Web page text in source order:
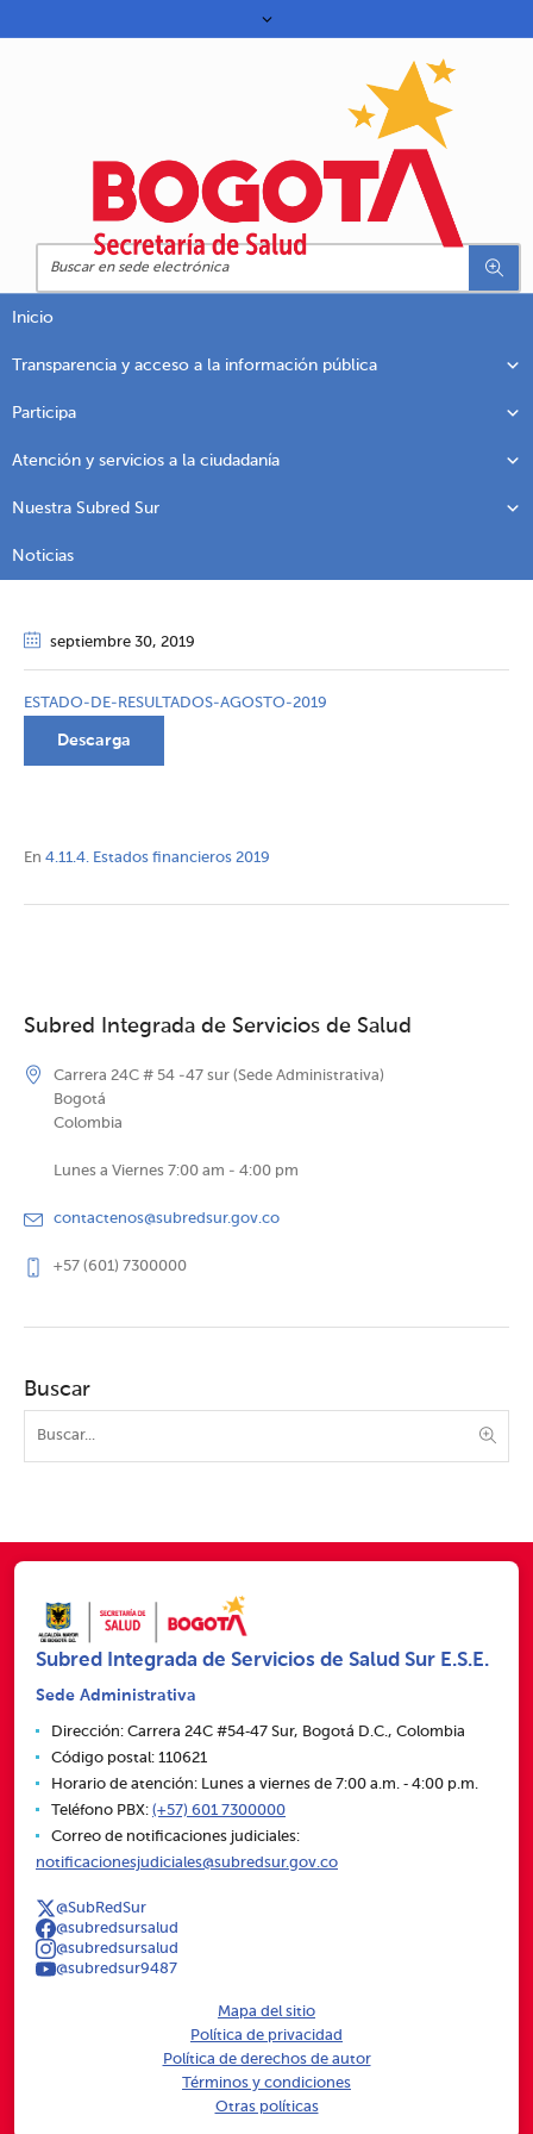
Inicio
Transparencia y acceso a la información pública
Participa
Atención y servicios a la ciudadanía
Nuestra Subred Sur
Noticias
septiembre 30, 2019
ESTADO-DE-RESULTADOS-AGOSTO-2019
Descarga
En 4.11.4. Estados financieros 2019
Subred Integrada de Servicios de Salud
Carrera 24C # 54 -47 sur (Sede Administrativa)
Bogotá
Colombia
Lunes a Viernes 7:00 am - 4:00 pm
contactenos@subredsur.gov.co
+57 (601) 7300000
Buscar
Subred Integrada de Servicios de Salud Sur E.S.E.
Sede Administrativa
Dirección: Carrera 24C #54‑47 Sur, Bogotá D.C., Colombia
Código postal: 110621
Horario de atención: Lunes a viernes de 7:00 a.m. ‑ 4:00 p.m.
Teléfono PBX: (+57) 601 7300000
Correo de notificaciones judiciales:
notificacionesjudiciales@subredsur.gov.co
@SubRedSur
@subredsursalud
@subredsursalud
@subredsur9487
Mapa del sitio
Política de privacidad
Política de derechos de autor
Términos y condiciones
Otras políticas